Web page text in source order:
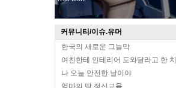
커뮤니티/이슈.유머
한국의 새로운 그늘막
여친한테 인테리어 도와달라고 한
나 오늘 안전한 날이야
엄마의 딸 정신교육